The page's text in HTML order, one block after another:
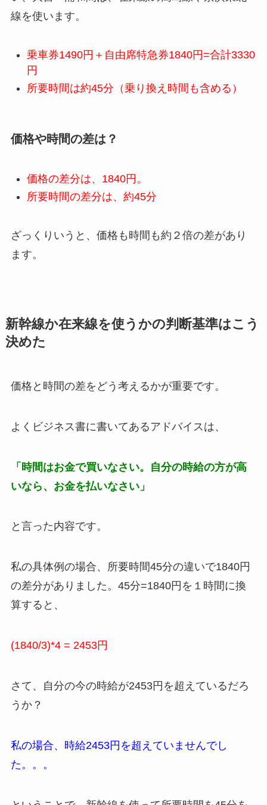
線を使います。
乗車券1490円＋自由席特急券1840円=合計3330
円
所要時間は約45分（乗り換え時間も含める）
価格や時間の差は？
価格の差分は、1840円。
所要時間の差分は、約45分
ざっくりいうと、価格も時間も約２倍の差があり
ます。
新幹線か在来線を使うかの判断基準はこう
決めた
価格と時間の差をどう考えるかが重要です。
よくビジネス書に書いてあるアドバイスは、
「時間はお金で買いなさい。自分の時給の方が高
いなら、お金を払いなさい」
と言った内容です。
私の具体例の場合、所要時間45分の違いで1840円
の差分がありました。45分=1840円を１時間に換
算すると、
(1840/3)*4 = 2453円
さて、自分の今の時給が2453円を超えているだろ
うか？
私の場合、時給2453円を超えていませんでし
た。。。